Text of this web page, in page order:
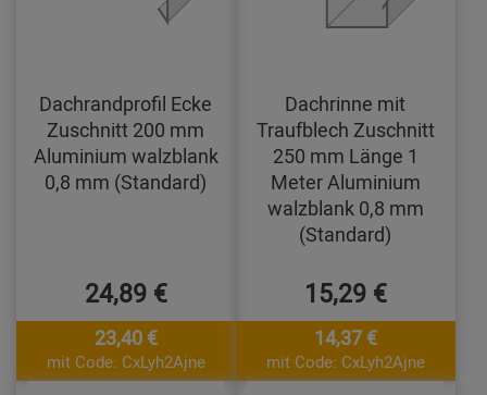
Dachrandprofil Ecke
Zuschnitt 200 mm
Aluminium walzblank
0,8 mm (Standard)
24,89 €
23,40 €
mit Code: CxLyh2Ajne
Dachrinne mit
Traufblech Zuschnitt
250 mm Länge 1
Meter Aluminium
walzblank 0,8 mm
(Standard)
15,29 €
14,37 €
mit Code: CxLyh2Ajne